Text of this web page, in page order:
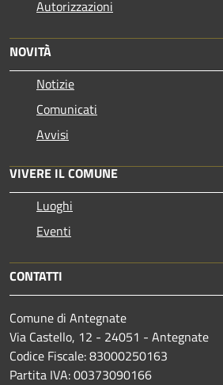
Autorizzazioni
NOVITÀ
Notizie
Comunicati
Avvisi
VIVERE IL COMUNE
Luoghi
Eventi
CONTATTI
Comune di Antegnate
Via Castello, 12 - 24051 - Antegnate
Codice Fiscale: 83000250163
Partita IVA: 00373090166